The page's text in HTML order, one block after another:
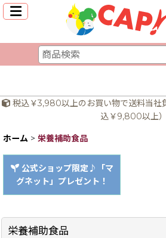
税込￥3,980以上のお買い物で送料当社
込￥9,800以上）
ホーム > 栄養補助食品
公式ショップ限定♪「マ
グネット」プレゼント！
栄養補助食品